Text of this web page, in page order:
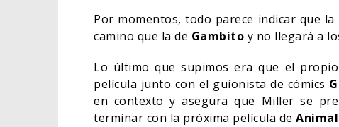
Por momentos, todo parece indicar que
camino que la de Gambito y no llegará a
Lo último que supimos era que el propio
película junto con el guionista de cómics
en contexto y asegura que Miller se
terminar con la próxima película de